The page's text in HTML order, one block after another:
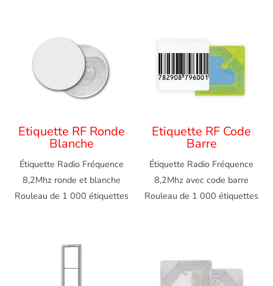
Étiquette RF Ronde
Blanche
Étiquette Radio Fréquence
8,2Mhz ronde et blanche
Rouleau de 1 000 étiquettes
Étiquette RF Code
Barre
Étiquette Radio Fréquence
8,2Mhz avec code barre
Rouleau de 1 000 étiquettes